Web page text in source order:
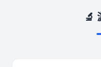
🔬